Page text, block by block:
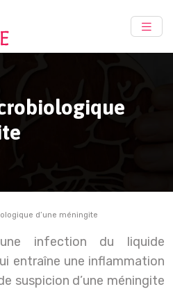
d’une méningite
infection du liquide
entraîne une inflammation
suspicion d’une méningite